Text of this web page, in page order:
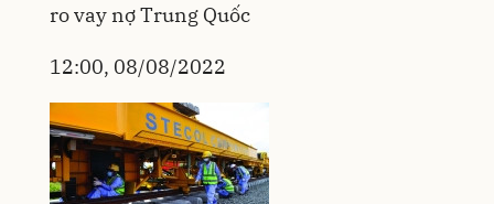
ro vay nợ Trung Quốc
12:00, 08/08/2022